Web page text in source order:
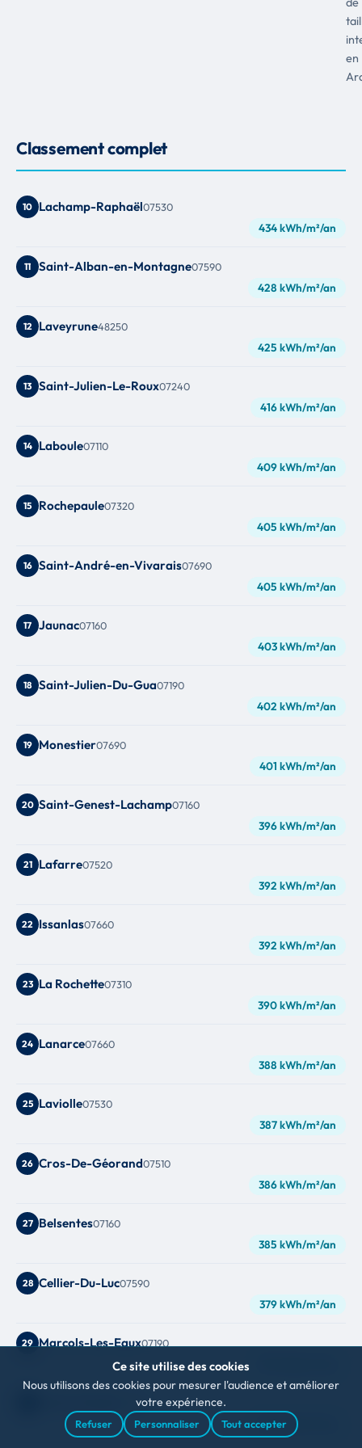
en
Classement complet
10 Lachamp-Raphaël07530
434 kWh/m²/an
11 Saint-Alban-en-Montagne07590
428 kWh/m²/an
12 Laveyrune48250
425 kWh/m²/an
13 Saint-Julien-Le-Roux07240
416 kWh/m²/an
14 Laboule07110
409 kWh/m²/an
15 Rochepaule07320
405 kWh/m²/an
16 Saint-André-en-Vivarais07690
405 kWh/m²/an
17 Jaunac07160
403 kWh/m²/an
18 Saint-Julien-Du-Gua07190
402 kWh/m²/an
19 Monestier07690
401 kWh/m²/an
20 Saint-Genest-Lachamp07160
396 kWh/m²/an
21 Lafarre07520
392 kWh/m²/an
22 Issanlas07660
392 kWh/m²/an
23 La Rochette07310
390 kWh/m²/an
24 Lanarce07660
388 kWh/m²/an
25 Laviolle07530
387 kWh/m²/an
26 Cros-De-Géorand07510
386 kWh/m²/an
27 Belsentes07160
385 kWh/m²/an
28 Cellier-Du-Luc07590
379 kWh/m²/an
29 Marcols-Les-Eaux07190
07510
379 kWh/m²/an
Ce site utilise des cookies
Nous utilisons des cookies pour mesurer l'audience et améliorer
votre expérience.
Refuser Personnaliser Tout accepter